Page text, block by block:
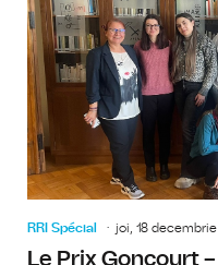
RRI Spécial joi, 18 decembrie
Le Prix Goncourt